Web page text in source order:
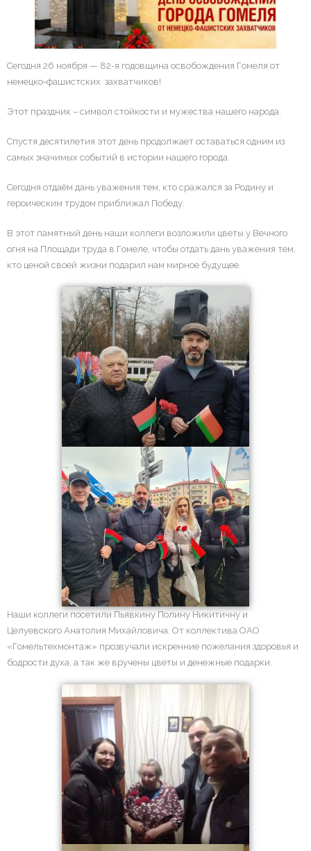
- Профсоюзная организация
- Профилактика здорового образа жизни
- Противодействие коррупции
Сегодня 26 ноября — 82-я годовщина освобождения Гомеля от
немецко-фашистских захватчиков!
Этот праздник – символ стойкости и мужества нашего народа.
Спустя десятилетия этот день продолжает оставаться одним из
самых значимых событий в истории нашего города.
Сегодня отдаём дань уважения тем, кто сражался за Родину и
героическим трудом приближал Победу.
В этот памятный день наши коллеги возложили цветы у Вечного
огня на Площади труда в Гомеле, чтобы отдать дань уважения тем,
кто ценой своей жизни подарил нам мирное будущее.
Наши коллеги посетили Пьявкину Полину Никитичну и
Целуевского Анатолия Михайловича. От коллектива ОАО
«Гомельтехмонтаж» прозвучали искренние пожелания здоровья и
бодрости духа, а так же вручены цветы и денежные подарки.